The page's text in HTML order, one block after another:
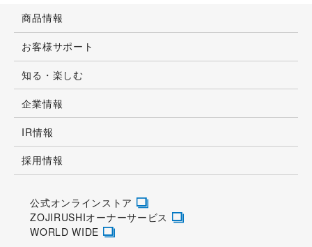
IR情報
採用情報
公式オンラインストア
ZOJIRUSHIオーナーサービス
WORLD WIDE
公式SNSアカウント